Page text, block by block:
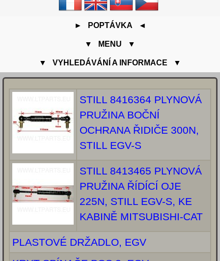
► POPTÁVKA ◄
▼ MENU ▼
▼ VYHLEDÁVÁNÍ A INFORMACE ▼
STILL 8416364 PLYNOVÁ
PRUŽINA BOČNÍ
OCHRANA ŘIDIČE 300N,
STILL EGV-S
STILL 8413465 PLYNOVÁ
PRUŽINA ŘÍDÍCÍ OJE
225N, STILL EGV-S, KE
KABINĚ MITSUBISHI-CAT
PLASTOVÉ DRŽADLO, EGV